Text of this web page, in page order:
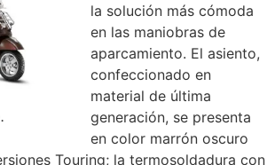
la solución más cómoda
en las maniobras de
aparcamiento. El asiento,
confeccionado en
material de última
generación, se presenta
en color marrón oscuro
Touring; la termosoldadura con